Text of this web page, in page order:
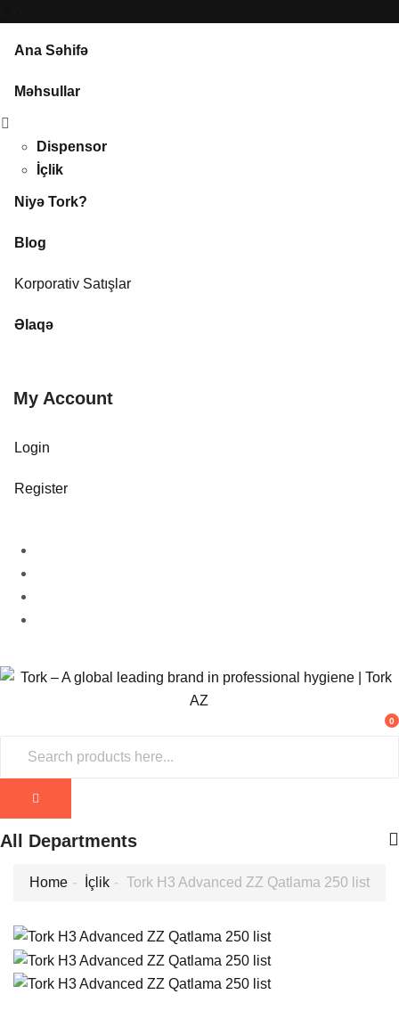
Ana Səhifə
Məhsullar
Dispensor
İçlik
Niyə Tork?
Blog
Korporativ Satışlar
Əlaqə
My Account
Login
Register
0
All Departments
Home İçlik Tork H3 Advanced ZZ Qatlama 250 list